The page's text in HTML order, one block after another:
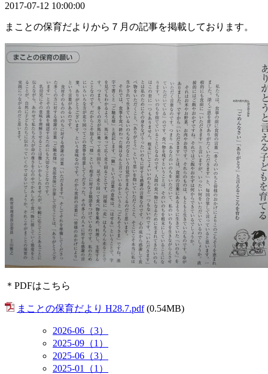
2017-07-12 10:00:00
まことの保育だよりから７月の記事を掲載しております。
＊PDFはこちら
まことの保育だより H28.7.pdf (0.54MB)
2026-06（3）
2025-09（1）
2025-06（3）
2025-01（1）